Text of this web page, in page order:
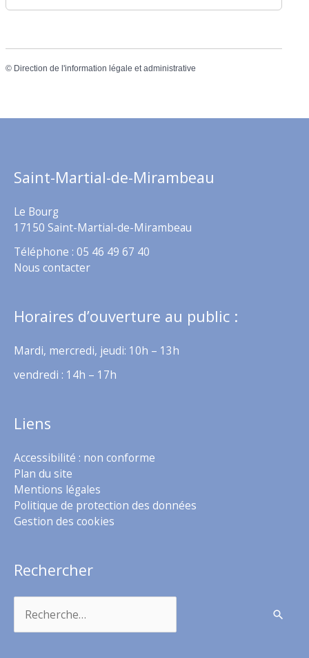
© Direction de l'information légale et administrative
Saint-Martial-de-Mirambeau
Le Bourg
17150 Saint-Martial-de-Mirambeau
Téléphone : 05 46 49 67 40
Nous contacter
Horaires d’ouverture au public :
Mardi, mercredi, jeudi: 10h – 13h
vendredi : 14h – 17h
Liens
Accessibilité : non conforme
Plan du site
Mentions légales
Politique de protection des données
Gestion des cookies
Rechercher